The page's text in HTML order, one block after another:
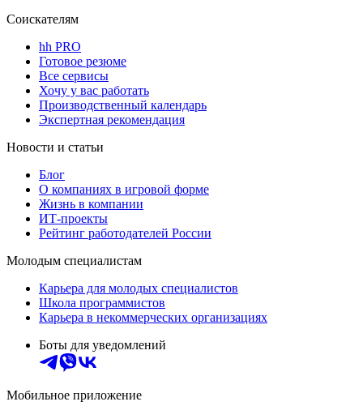
Соискателям
hh PRO
Готовое резюме
Все сервисы
Хочу у вас работать
Производственный календарь
Экспертная рекомендация
Новости и статьи
Блог
О компаниях в игровой форме
Жизнь в компании
ИТ-проекты
Рейтинг работодателей России
Молодым специалистам
Карьера для молодых специалистов
Школа программистов
Карьера в некоммерческих организациях
Боты для уведомлений
Мобильное приложение